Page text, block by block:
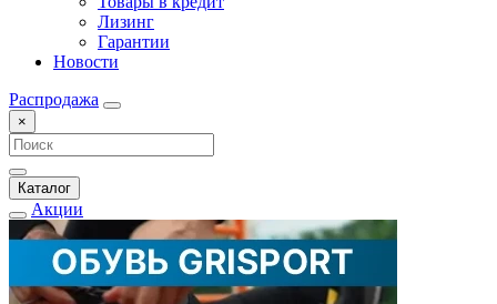
Лизинг
Гарантии
Новости
Распродажа
×
Каталог
Акции